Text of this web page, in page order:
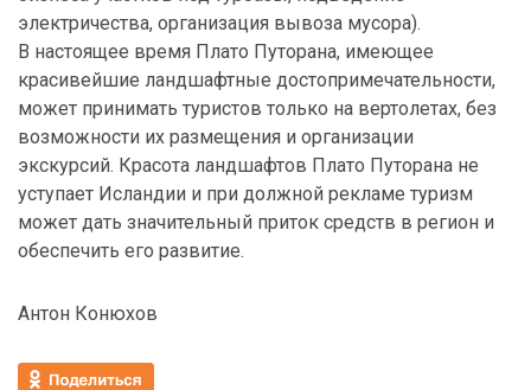
электричества, организация вывоза мусора).
В настоящее время Плато Путорана, имеющее
красивейшие ландшафтные достопримечательности,
может принимать туристов только на вертолетах, без
возможности их размещения и организации
экскурсий. Красота ландшафтов Плато Путорана не
уступает Исландии и при должной рекламе туризм
может дать значительный приток средств в регион и
обеспечить его развитие.
Антон Конюхов